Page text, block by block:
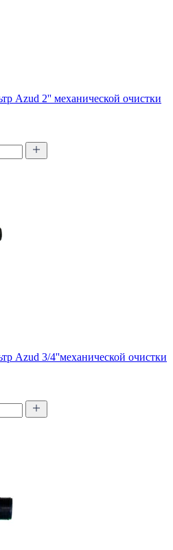
Azud 2'' механической очистки
Azud 3/4''механической очистки